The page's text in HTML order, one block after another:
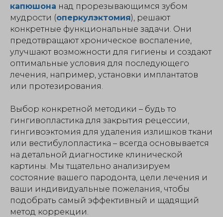
капюшона над прорезывающимся зубом
мудрости (оперкулэктомия), решают
конкретные функциональные задачи. Они
предотвращают хроническое воспаление,
улучшают возможности для гигиены и создают
оптимальные условия для последующего
лечения, например, установки имплантатов
или протезирования.
Выбор конкретной методики – будь то
гингивопластика для закрытия рецессии,
гингивоэктомия для удаления излишков ткани
или вестибулопластика – всегда основывается
на детальной диагностике клинической
картины. Мы тщательно анализируем
состояние вашего пародонта, цели лечения и
ваши индивидуальные пожелания, чтобы
подобрать самый эффективный и щадящий
метод коррекции.